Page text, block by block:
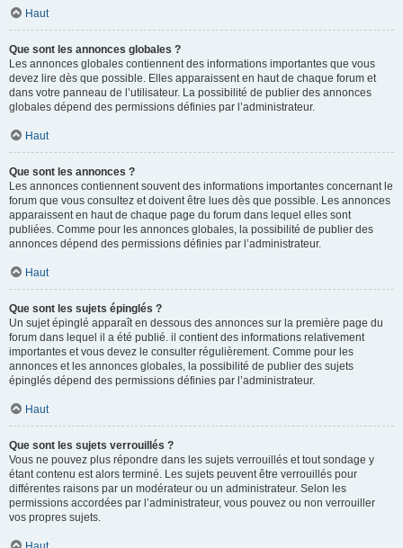
Haut
Que sont les annonces globales ?
Les annonces globales contiennent des informations importantes que vous
devez lire dès que possible. Elles apparaissent en haut de chaque forum et
dans votre panneau de l’utilisateur. La possibilité de publier des annonces
globales dépend des permissions définies par l’administrateur.
Haut
Que sont les annonces ?
Les annonces contiennent souvent des informations importantes concernant le
forum que vous consultez et doivent être lues dès que possible. Les annonces
apparaissent en haut de chaque page du forum dans lequel elles sont
publiées. Comme pour les annonces globales, la possibilité de publier des
annonces dépend des permissions définies par l’administrateur.
Haut
Que sont les sujets épinglés ?
Un sujet épinglé apparaît en dessous des annonces sur la première page du
forum dans lequel il a été publié. il contient des informations relativement
importantes et vous devez le consulter régulièrement. Comme pour les
annonces et les annonces globales, la possibilité de publier des sujets
épinglés dépend des permissions définies par l’administrateur.
Haut
Que sont les sujets verrouillés ?
Vous ne pouvez plus répondre dans les sujets verrouillés et tout sondage y
étant contenu est alors terminé. Les sujets peuvent être verrouillés pour
différentes raisons par un modérateur ou un administrateur. Selon les
permissions accordées par l’administrateur, vous pouvez ou non verrouiller
vos propres sujets.